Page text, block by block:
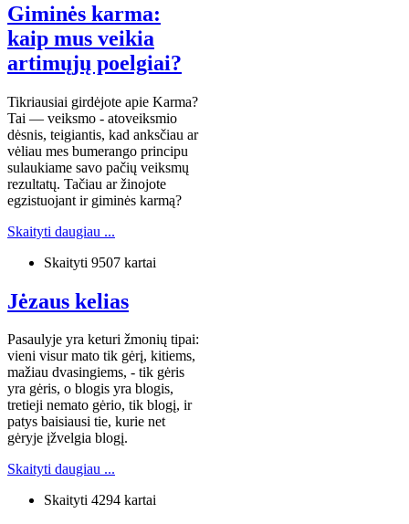
Giminės karma:
kaip mus veikia
artimųjų poelgiai?
Tikriausiai girdėjote apie Karma?
Tai — veiksmo - atoveiksmio
dėsnis, teigiantis, kad anksčiau ar
vėliau mes bumerango principu
sulaukiame savo pačių veiksmų
rezultatų. Tačiau ar žinojote
egzistuojant ir giminės karmą?
Skaityti daugiau ...
Skaityti 9507 kartai
Jėzaus kelias
Pasaulyje yra keturi žmonių tipai:
vieni visur mato tik gėrį, kitiems,
mažiau dvasingiems, - tik gėris
yra gėris, o blogis yra blogis,
tretieji nemato gėrio, tik blogį, ir
patys baisiausi tie, kurie net
gėryje įžvelgia blogį.
Skaityti daugiau ...
Skaityti 4294 kartai